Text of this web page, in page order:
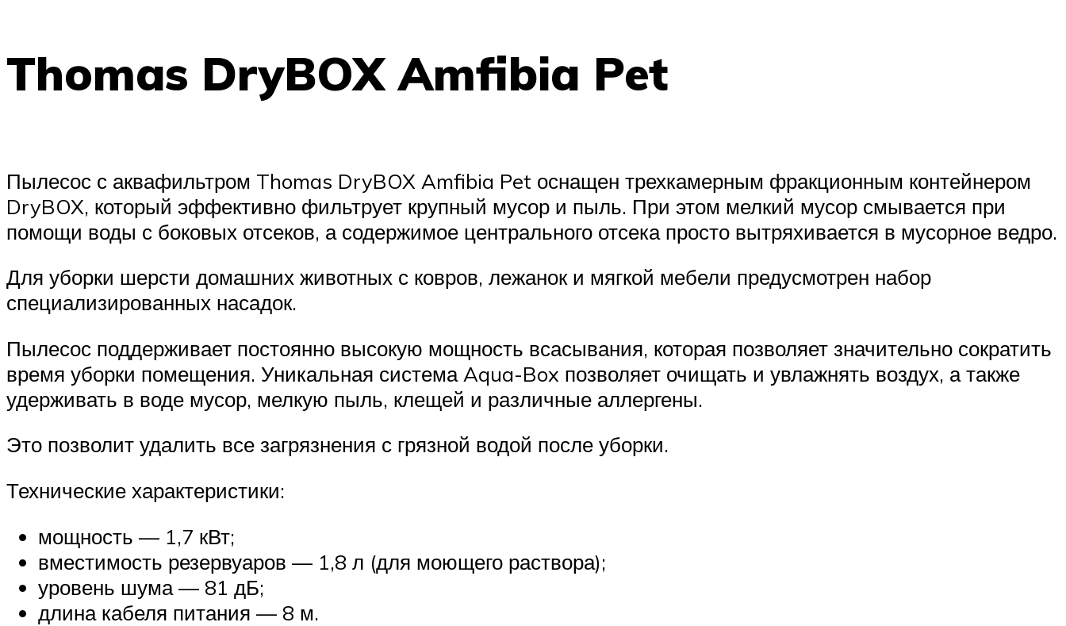
Thomas DryBOX Amfibia Pet
Пылесос с аквафильтром Thomas DryBOX Amfibia Pet оснащен трехкамерным фракционным контейнером
DryBOX, который эффективно фильтрует крупный мусор и пыль. При этом мелкий мусор смывается при
помощи воды с боковых отсеков, а содержимое центрального отсека просто вытряхивается в мусорное ведро.
Для уборки шерсти домашних животных с ковров, лежанок и мягкой мебели предусмотрен набор
специализированных насадок.
Пылесос поддерживает постоянно высокую мощность всасывания, которая позволяет значительно сократить
время уборки помещения. Уникальная система Aqua-Box позволяет очищать и увлажнять воздух, а также
удерживать в воде мусор, мелкую пыль, клещей и различные аллергены.
Это позволит удалить все загрязнения с грязной водой после уборки.
Технические характеристики:
мощность — 1,7 кВт;
вместимость резервуаров — 1,8 л (для моющего раствора);
уровень шума — 81 дБ;
длина кабеля питания — 8 м.